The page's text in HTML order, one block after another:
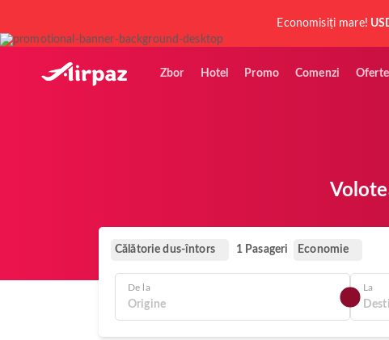
Economisiți mare!
Zbor Hotel Promo Comenzi Oferte
Călătorie dus-întors 1 Pasageri Economie
De la La